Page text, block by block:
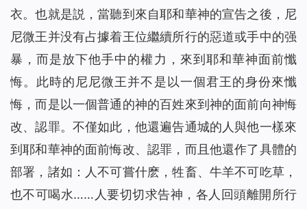
衣。也就是説，當聽到來自耶和華神的宣告之後，尼
尼微王并没有占據着王位繼續所行的惡道或手中的强
暴，而是放下他手中的權力，來到耶和華神面前懺
悔。此時的尼尼微王并不是以一個君王的身份來懺
悔，而是以一個普通的神的百姓來到神的面前向神悔
改、認罪。不僅如此，他還遍告通城的人與他一樣來
到耶和華神的面前悔改、認罪，而且他還作了具體的
部署，諸如：人不可嘗什麽，牲畜、牛羊不可吃草，
也不可喝水……人要切切求告神，各人回頭離開所行